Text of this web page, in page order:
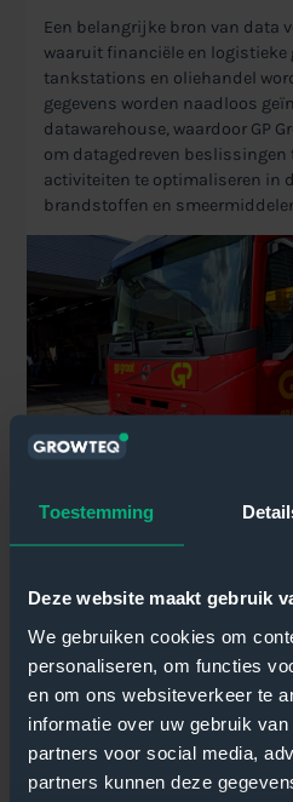
Toestemming
Deze website maakt gebruik
We gebruiken cookies om
personaliseren, om functies
en om ons websiteverkeer te
informatie over uw gebruik
partners voor social media,
partners kunnen deze
Een belangrijke bron van data
waaruit financiële en logistieke
tankstations en oliehandel
gegevens worden naadloos
datawarehouse, waardoor GP
om datagedreven beslissingen
activiteiten te optimaliseren in
brandstoffen en